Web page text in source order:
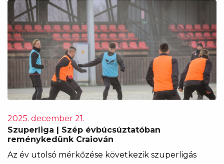
2025. december 21.
Szuperliga | Szép évbúcsúztatóban
reménykedünk Craiován
Az év utolsó mérkőzése következik szuperligás